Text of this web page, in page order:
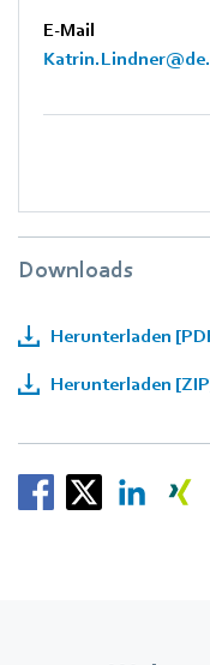
E-Mail
Downloads
Herunterladen
Herunterladen